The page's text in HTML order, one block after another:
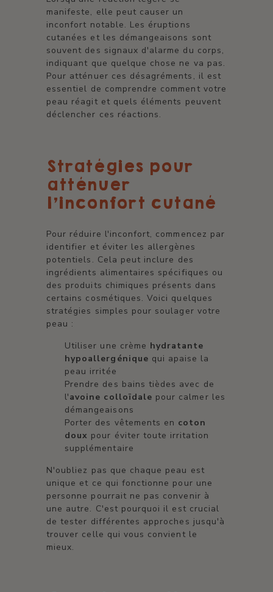
manifeste, elle peut causer un
inconfort notable. Les éruptions
cutanées et les démangeaisons sont
souvent des signaux d'alarme du corps,
indiquant que quelque chose ne va pas.
Pour atténuer ces désagréments, il est
essentiel de comprendre comment votre
peau réagit et quels éléments peuvent
déclencher ces réactions.
Stratégies pour
atténuer
l'inconfort cutané
Pour réduire l'inconfort, commencez par
identifier et éviter les allergènes
potentiels. Cela peut inclure des
ingrédients alimentaires spécifiques ou
des produits chimiques présents dans
certains cosmétiques. Voici quelques
stratégies simples pour soulager votre
peau :
Utiliser une crème hydratante
hypoallergénique qui apaise la
peau irritée
Prendre des bains tièdes avec de
l'avoine colloïdale pour calmer les
démangeaisons
Porter des vêtements en coton
doux pour éviter toute irritation
supplémentaire
N'oubliez pas que chaque peau est
unique et ce qui fonctionne pour une
personne pourrait ne pas convenir à
une autre. C'est pourquoi il est crucial
de tester différentes approches jusqu'à
trouver celle qui vous convient le
mieux.